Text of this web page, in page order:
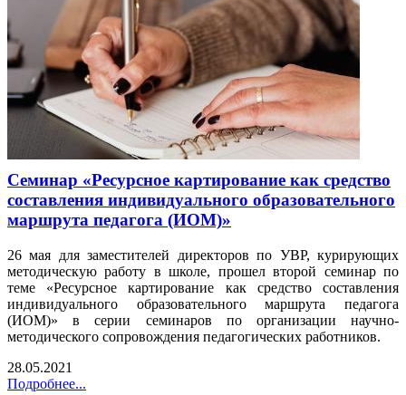
Семинар «Ресурсное картирование как средство
составления индивидуального образовательного
маршрута педагога (ИОМ)»
26 мая для заместителей директоров по УВР, курирующих
методическую работу в школе, прошел второй семинар по
теме «Ресурсное картирование как средство составления
индивидуального образовательного маршрута педагога
(ИОМ)» в серии семинаров по организации научно-
методического сопровождения педагогических работников.
28.05.2021
Подробнее...